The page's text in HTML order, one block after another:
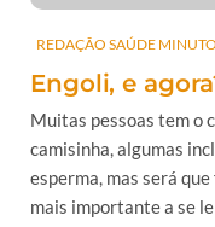
REDAÇÃO SAÚDE MINUTO
Engoli, e
Muitas pessoas tem o
camisinha, algumas
esperma, mas será
mais importante a se